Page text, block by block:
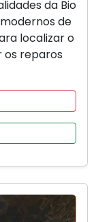
da Bio
de
localizar o
os reparos